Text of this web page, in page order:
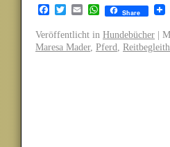
Facebook
TwitterEmailWhatsApp
Share
Veröffentlicht in Hundebücher
Maresa Mader, Pferd,